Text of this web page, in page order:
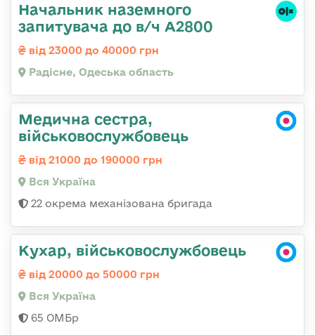
Начальник наземного
запитувача до в/ч А2800
від 23000 до 40000 грн
Радісне, Одеська область
Медична сестра,
військовослужбовець
від 21000 до 190000 грн
Вся Україна
22 окрема механізована бригада
Кухар, військовослужбовець
від 20000 до 50000 грн
Вся Україна
65 ОМБр